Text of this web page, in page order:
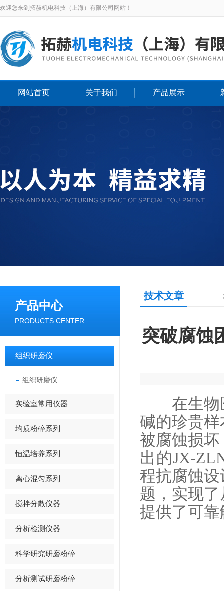
欢迎您来到拓赫机电科技（上海）有限公司网站！
网站首页 关于我们 产品展示
产品中心
PRODUCTS CENTER
组织研磨仪
组织研磨仪
实验室常用仪器
均质粉碎系列
恒温培养系列
离心混匀系列
搅拌分散仪器
分析检测仪器
科学研究研磨粉碎
分析测试研磨粉碎
技术文章
突破腐蚀
在生物医
碱的珍贵
被腐蚀损
出的JX-
程抗腐蚀
题，实现
提供了可